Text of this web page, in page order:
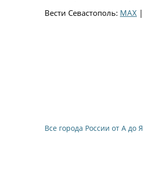
Вести Севастополь: MAX |
Все города России от А до Я